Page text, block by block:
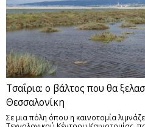
Τσαΐρια: ο βάλτος που θα
Θεσσαλονίκη
Σε μια πόλη όπου η καινοτομία